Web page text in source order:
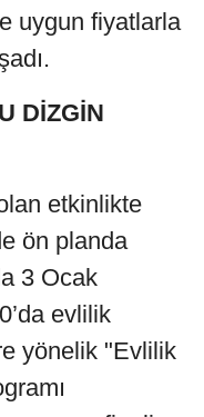
uygun fiyatlarla
DİZGİN
etkinlikte
ön planda
3 Ocak
evlilik
yönelik "Evlilik